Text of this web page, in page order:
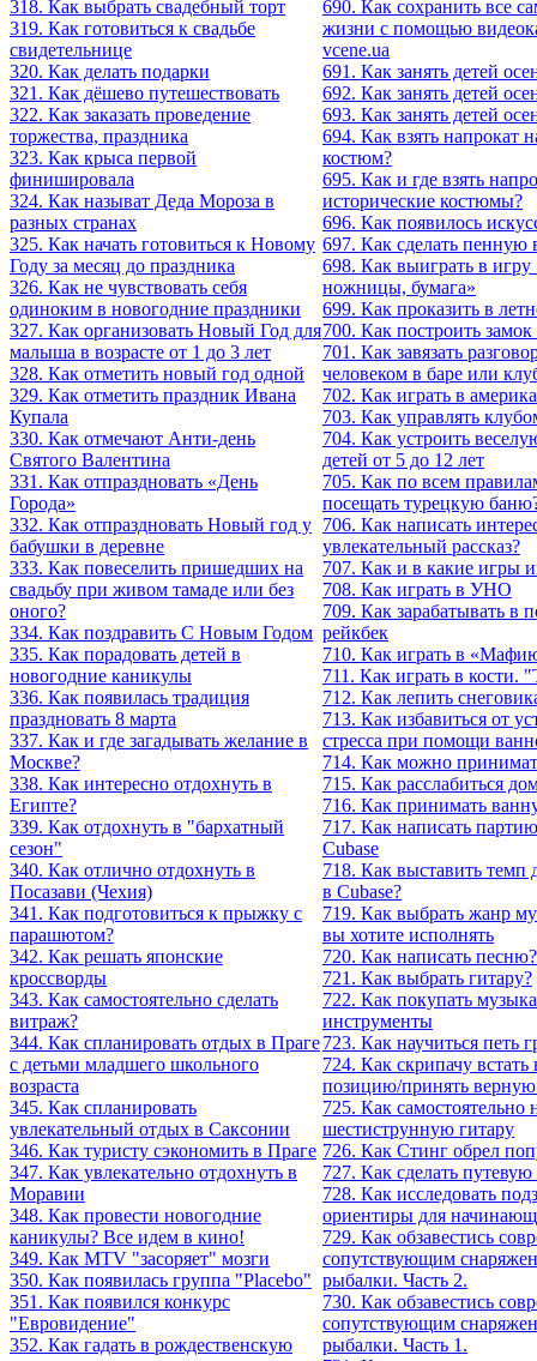
318. Как выбрать свадебный торт
319. Как готовиться к свадьбе
свидетельнице
320. Как делать подарки
321. Как дёшево путешествовать
322. Как заказать проведение
торжества, праздника
323. Как крыса первой
финишировала
324. Как называт Деда Мороза в
разных странах
325. Как начать готовиться к Новому
Году за месяц до праздника
326. Как не чувствовать себя
одиноким в новогодние праздники
327. Как организовать Новый Год для
малыша в возрасте от 1 до 3 лет
328. Как отметить новый год одной
329. Как отметить праздник Ивана
Купала
330. Как отмечают Анти-день
Святого Валентина
331. Как отпраздновать «День
Города»
332. Как отпраздновать Новый год у
бабушки в деревне
333. Как повеселить пришедших на
свадьбу при живом тамаде или без
оного?
334. Как поздравить С Новым Годом
335. Как порадовать детей в
новогодние каникулы
336. Как появилась традиция
праздновать 8 марта
337. Как и где загадывать желание в
Москве?
338. Как интересно отдохнуть в
Египте?
339. Как отдохнуть в "бархатный
сезон"
340. Как отлично отдохнуть в
Посазави (Чехия)
341. Как подготовиться к прыжку с
парашютом?
342. Как решать японские
кроссворды
343. Как самостоятельно сделать
витраж?
344. Как спланировать отдых в Праге
с детьми младшего школьного
возраста
345. Как спланировать
увлекательный отдых в Саксонии
346. Как туристу сэкономить в Праге
347. Как увлекательно отдохнуть в
Моравии
348. Как провести новогодние
каникулы? Все идем в кино!
349. Как MTV "засоряет" мозги
350. Как появилась группа "Placebo"
351. Как появился конкурс
"Евровидение"
352. Как гадать в рождественскую
690. Как сохранить все
жизни с помощью
vcene.ua
691. Как занять детей
692. Как занять детей
693. Как занять детей
694. Как взять напрокат
костюм?
695. Как и где взять
исторические костюмы?
696. Как появилось
697. Как сделать пенную
698. Как выиграть в
ножницы, бумага»
699. Как проказить в
700. Как построить замок
701. Как завязать
человеком в баре или
702. Как играть в
703. Как управлять
704. Как устроить
детей от 5 до 12 лет
705. Как по всем
посещать турецкую
706. Как написать
увлекательный рассказ?
707. Как и в какие игры
708. Как играть в УНО
709. Как зарабатывать в
рейкбек
710. Как играть в
711. Как играть в кости.
712. Как лепить
713. Как избавиться от
стресса при помощи
714. Как можно
715. Как расслабиться
716. Как принимать
717. Как написать
Cubase
718. Как выставить темп
в Cubase?
719. Как выбрать жанр
вы хотите исполнять
720. Как написать песню?
721. Как выбрать гитару?
722. Как покупать
инструменты
723. Как научиться петь
724. Как скрипачу
позицию/принять верную
725. Как самостоятельно
шестиструнную гитару
726. Как Стинг обрел
727. Как сделать
728. Как исследовать
ориентиры для
729. Как обзавестись
сопутствующим
рыбалки. Часть 2.
730. Как обзавестись
сопутствующим
рыбалки. Часть 1.